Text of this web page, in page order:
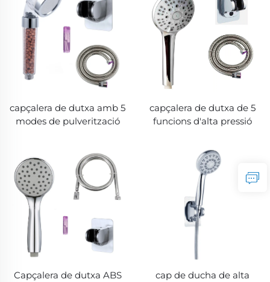
Nozzles de Silici Anti-
Aturatge per a una
Netejana Fàcil
Nozzles de Silici Anti-
Aturatge per a una
Netejana Fàcil
capçalera de dutxa amb 5
modes de pulverització
de dutxa amb filtre per
dutxes netes i refrescants,
opcions manuals i fixes
disponibles
capçalera de dutxa de 5
funcions d'alta pressió
de 1,5 m, sense necessitat
de perforació, amb suport
autoadhesiu fàcil de
netejar
Capçalera de dutxa ABS
cap de ducha de alta